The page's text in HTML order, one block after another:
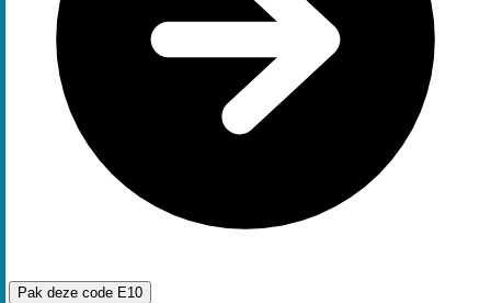
Pak deze code E10